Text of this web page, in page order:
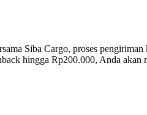
Siba Cargo, proses pengiriman
hingga Rp200.000, Anda akan